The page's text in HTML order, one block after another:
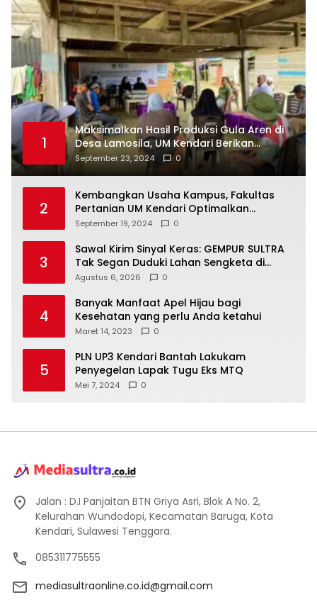
1
Maksimalkan Hasil Produksi Gula Aren di
Desa Lamosila, UM Kendari Berikan
Bantuan Alat Produksi Modern
September 23, 2024 0
2
Kembangkan Usaha Kampus, Fakultas
Pertanian UM Kendari Optimalkan
Laboratorium Lapangan Agribisnis
September 19, 2024 0
3
Sawal Kirim Sinyal Keras: GEMPUR SULTRA
Tak Segan Duduki Lahan Sengketa di
Puuwatu
Agustus 6, 2026 0
4
Banyak Manfaat Apel Hijau bagi
Kesehatan yang perlu Anda ketahui
Maret 14, 2023 0
5
PLN UP3 Kendari Bantah Lakukam
Penyegelan Lapak Tugu Eks MTQ
Mei 7, 2024 0
Jalan : D.I Panjaitan BTN Griya Asri, Blok A No. 2,
Kelurahan Wundodopi, Kecamatan Baruga, Kota
Kendari, Sulawesi Tenggara.
085311775555
mediasultraonline.co.id@gmail.com